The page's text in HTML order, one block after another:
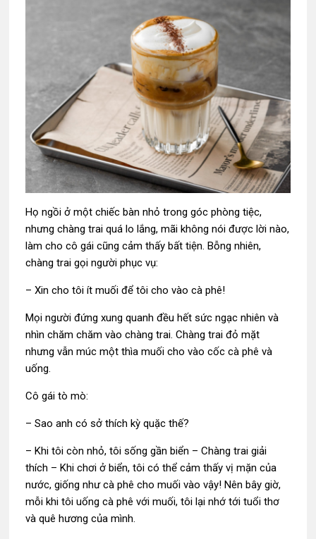
Họ ngồi ở một chiếc bàn nhỏ trong góc phòng tiệc,
nhưng chàng trai quá lo lắng, mãi không nói được lời nào,
làm cho cô gái cũng cảm thấy bất tiện. Bỗng nhiên,
chàng trai gọi người phục vụ:
– Xin cho tôi ít muối để tôi cho vào cà phê!
Mọi người đứng xung quanh đều hết sức ngạc nhiên và
nhìn chăm chăm vào chàng trai. Chàng trai đỏ mặt
nhưng vẫn múc một thìa muối cho vào cốc cà phê và
uống.
Cô gái tò mò:
– Sao anh có sở thích kỳ quặc thế?
– Khi tôi còn nhỏ, tôi sống gần biển – Chàng trai giải
thích – Khi chơi ở biển, tôi có thể cảm thấy vị mặn của
nước, giống như cà phê cho muối vào vậy! Nên bây giờ,
mỗi khi tôi uống cà phê với muối, tôi lại nhớ tới tuổi thơ
và quê hương của mình.